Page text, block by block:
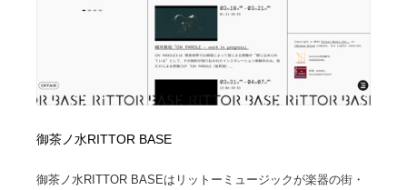
御茶ノ水RITTOR BASE
御茶ノ水RITTOR BASEはリットーミュージックが楽器の街・